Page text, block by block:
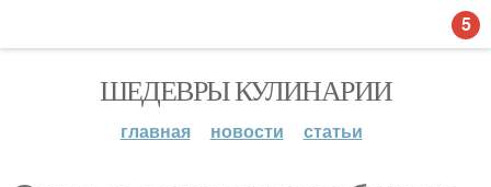
ШЕДЕВРЫ КУЛИНАРИИ
главная новости статьи
5